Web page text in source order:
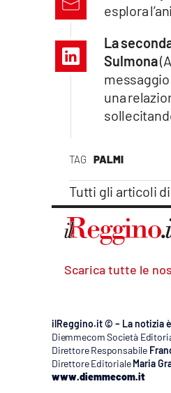
Vai
TAG PALMI
Tutti gli articoli di
esplora
La
Sulmona
una
Scarica tutte le
ilReggino.it © – La notizia
Diemmecom Società
Direttore Responsabile
Direttore Editoriale Maria
www.diemmecom.it